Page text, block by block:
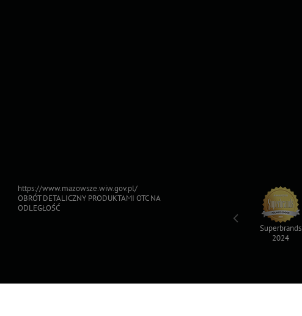
https://www.mazowsze.wiw.gov.pl/
OBRÓT DETALICZNY PRODUKTAMI OTC NA
ODLEGŁOŚĆ
Superbrands
2024